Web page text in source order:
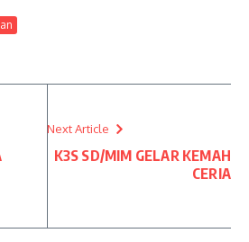
Next Article
K3S SD/MIM GELAR KEMAH
CERIA